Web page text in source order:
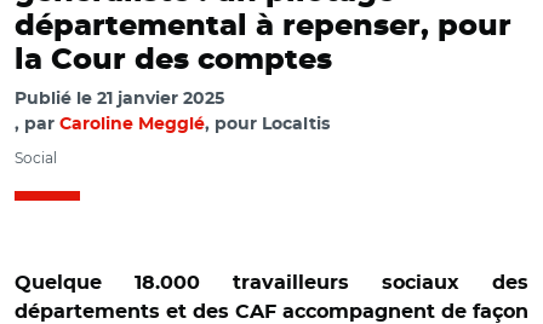
départemental à repenser, pour
la Cour des comptes
Publié le 21 janvier 2025
par Caroline Megglé, pour Localtis
Social
Quelque 18.000 travailleurs sociaux des
départements et des CAF accompagnent de façon